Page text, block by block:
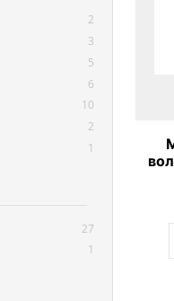
2
3
5
6
10
2
1
27
1